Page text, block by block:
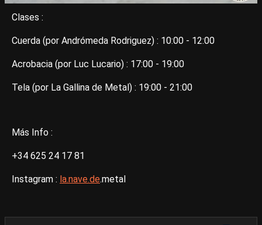
Clases :
Cuerda (por Andrómeda Rodriguez) : 10:00 - 12:00
Acrobacia (por Luc Lucario) : 17:00 - 19:00
Tela (por La Gallina de Metal) : 19:00 - 21:00
Más Info :
+34 625 24 17 81
Instagram : la.nave.de.metal